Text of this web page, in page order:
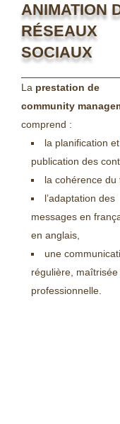
ANIMATION
RÉSEAUX
SOCIAUX
La prestation de
community
comprend :
la planification
publication des
la cohérence du
l’adaptation des
messages en
en anglais,
une
régulière, maîtrisée
professionnelle.